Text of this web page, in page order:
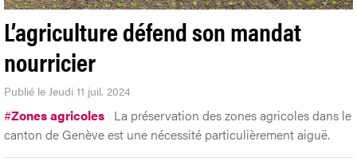
L’agriculture défend son mandat
nourricier
Publié le Jeudi 11 juil. 2024
#Zones agricoles La préservation des zones agricoles dans le
canton de Genève est une nécessité particulièrement aiguë.